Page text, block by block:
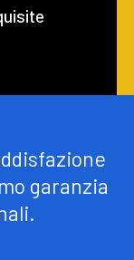
garanzia